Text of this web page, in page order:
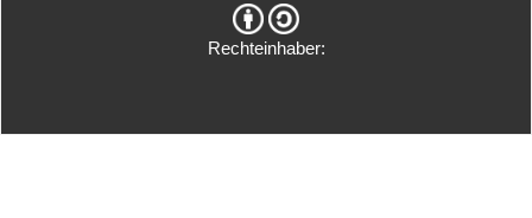
Rechteinhaber: